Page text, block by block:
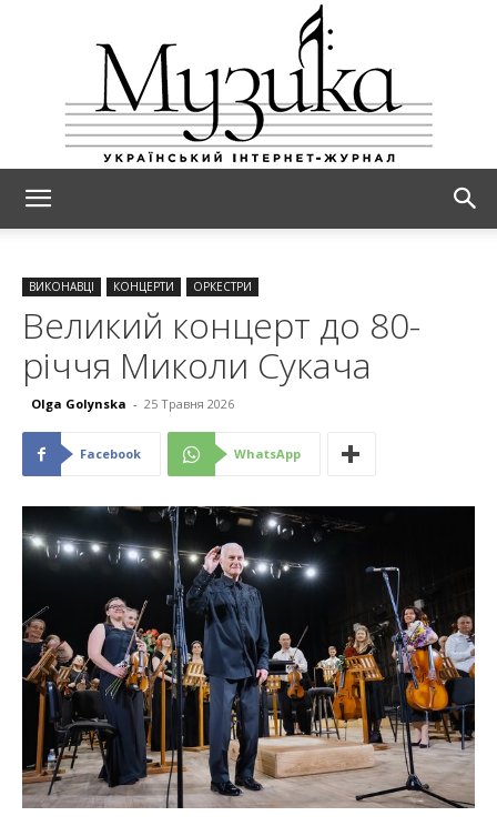
ВИКОНАВЦІ КОНЦЕРТИ ОРКЕСТРИ
Великий концерт до 80-
річчя Миколи Сукача
Olga Golynska - 25 Травня 2026
Facebook WhatsApp